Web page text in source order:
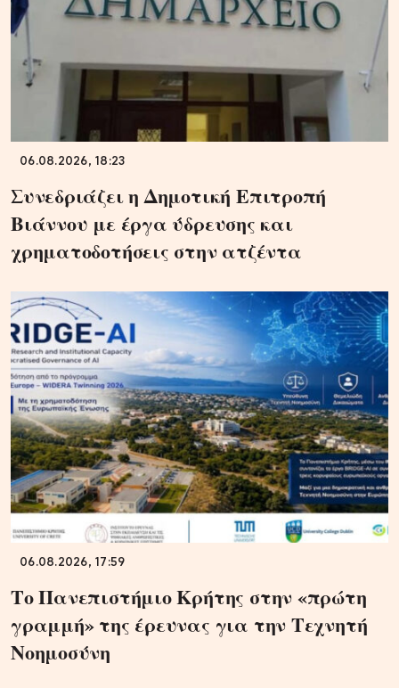
06.08.2026, 18:23
Συνεδριάζει η Δημοτική Επιτροπή
Βιάννου με έργα ύδρευσης και
χρηματοδοτήσεις στην ατζέντα
06.08.2026, 17:59
Το Πανεπιστήμιο Κρήτης στην «πρώτη
γραμμή» της έρευνας για την Τεχνητή
Νοημοσύνη